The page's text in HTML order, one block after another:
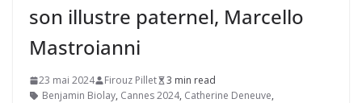
son illustre paternel, Marcello
Mastroianni
23 mai 2024 Firouz Pillet
3 min read
Benjamin Biolay, Cannes 2024, Catherine Deneuve,